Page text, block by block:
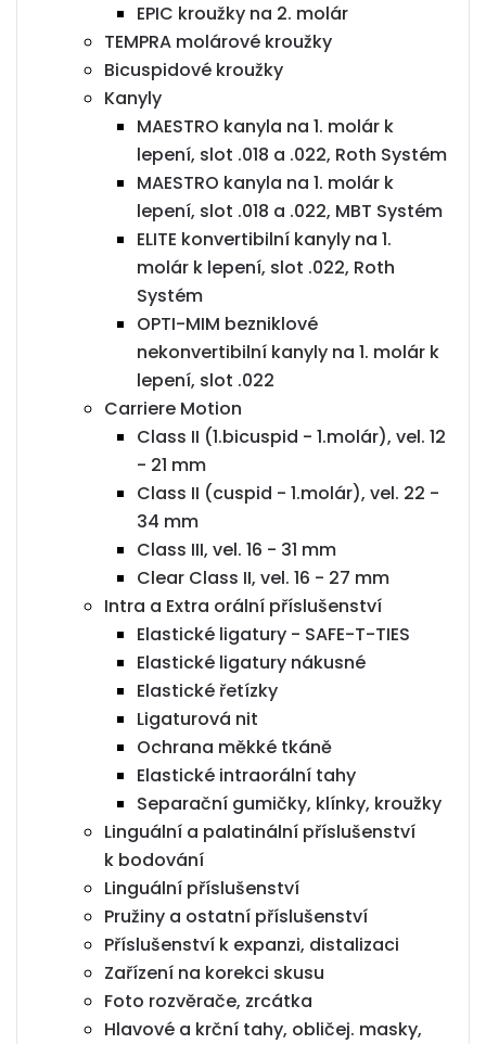
EPIC kroužky na 2. molár
TEMPRA molárové kroužky
Bicuspidové kroužky
Kanyly
MAESTRO kanyla na 1. molár k
lepení, slot .018 a .022, Roth Systém
MAESTRO kanyla na 1. molár k
lepení, slot .018 a .022, MBT Systém
ELITE konvertibilní kanyly na 1.
molár k lepení, slot .022, Roth
Systém
OPTI-MIM bezniklové
nekonvertibilní kanyly na 1. molár k
lepení, slot .022
Carriere Motion
Class II (1.bicuspid - 1.molár), vel. 12
- 21 mm
Class II (cuspid - 1.molár), vel. 22 -
34 mm
Class III, vel. 16 - 31 mm
Clear Class II, vel. 16 - 27 mm
Intra a Extra orální příslušenství
Elastické ligatury - SAFE-T-TIES
Elastické ligatury nákusné
Elastické řetízky
Ligaturová nit
Ochrana měkké tkáně
Elastické intraorální tahy
Separační gumičky, klínky, kroužky
Linguální a palatinální příslušenství
k bodování
Linguální příslušenství
Pružiny a ostatní příslušenství
Příslušenství k expanzi, distalizaci
Zařízení na korekci skusu
Foto rozvěrače, zrcátka
Hlavové a krční tahy, obličej. masky,